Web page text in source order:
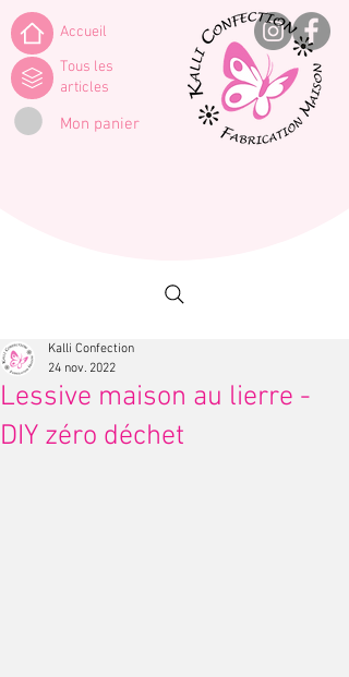
Accueil
Tous les
articles
Mon panier
Lessive maison au lierre -
DIY zéro déchet
Kalli Confection
24 nov. 2022